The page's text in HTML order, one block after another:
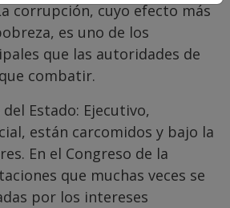
corrupción, cuyo efecto más
es uno de los
que las autoridades de
combatir.
Estado: Ejecutivo,
están carcomidos y bajo la
En el Congreso de la
que muchas veces se
por los intereses